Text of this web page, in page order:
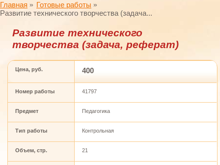
Главная
Готовые работы
Развитие технического творчества (задача...
Развитие технического
творчества (задача, реферат)
Цена, руб. 400
Номер работы 41797
Предмет Педагогика
Тип работы Контрольная
Объем, стр. 21